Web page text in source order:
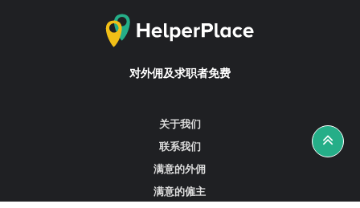
对外佣及求职者免费
关于我们
联系我们
满意的外佣
满意的僱主